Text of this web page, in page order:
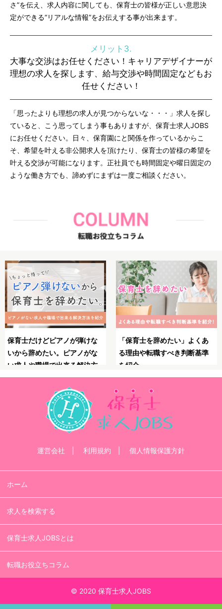
さ”を伝え、求人内容に関しても、保育士の皆様が正しい意思決
定ができる“リアルな情報”をお伝えする事が出来ます。
メリット3.
大事な交渉はお任せください！キャリアデザイナーが
理想の求人を探します、給与交渉や時間固定などもお
任せください！
「思ったよりも理想の求人が見つからないな・・・」求人を探し
ていると、こう思ってしまう事もありますが、保育士求人JOBS
にお任せください。日々、保育園にと関係を作っているからこ
そ、希望を叶える非公開求人を頂けたり、保育士の皆様の希望を
叶える交渉が可能になります。正社員でも時間固定や曜日固定の
ような働き方でも、諦めずにまずは一度ご相談ください。
保育士としてのブランクが不
安！復職・再就職の前にやっ
ておくべきことや必要な準備
を解説！
保育士のやりがいとは？魅
力・大変さ・やりがいを感じ
る瞬間を紹介！
運営会社 利用規約 個人情報保護方針
ホーム
求人を検索する
保育士求人JOBSとは
転職お役立ちコラム
© 2020 保育士求人JOBS